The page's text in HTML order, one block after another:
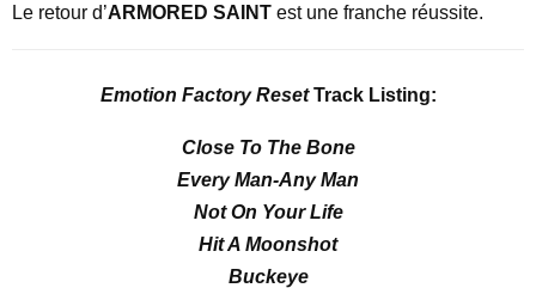
Le retour d’ARMORED SAINT est une franche réussite.
Emotion Factory ResetTrack Listing:
Close To The Bone
Every Man-Any Man
Not On Your Life
Hit A Moonshot
Buckeye